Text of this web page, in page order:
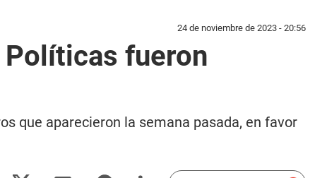
24 de noviembre de 2023 - 20:56
Políticas fueron
que aparecieron la semana pasada, en favor